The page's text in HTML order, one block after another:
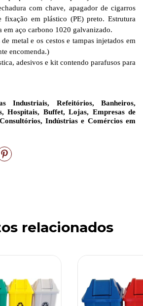
com chave, apagador de cigarros
fixação em plástico (PE) preto. Estrutura
em aço carbono 1020 galvanizado.
metal e os cestos e tampas injetados em
encomenda.)
adesivos e kit contendo parafusos para
Industriais, Refeitórios, Banheiros,
Hospitais, Buffet, Lojas, Empresas de
Indústrias e Comércios em
relacionados